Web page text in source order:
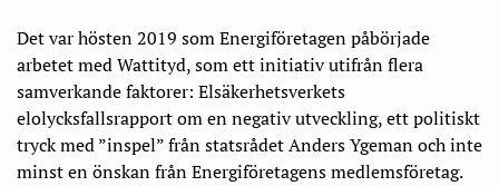
Det var hösten 2019 som Energiföretagen påbörjade
arbetet med Wattityd, som ett initiativ utifrån flera
samverkande faktorer: Elsäkerhetsverkets
elolycksfallsrapport om en negativ utveckling, ett politiskt
tryck med ”inspel” från statsrådet Anders Ygeman och inte
minst en önskan från Energiföretagens medlemsföretag.